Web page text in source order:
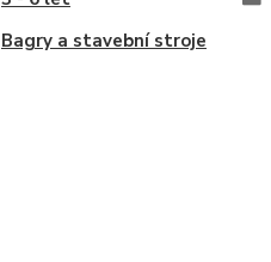
Bagry a stavební stroje